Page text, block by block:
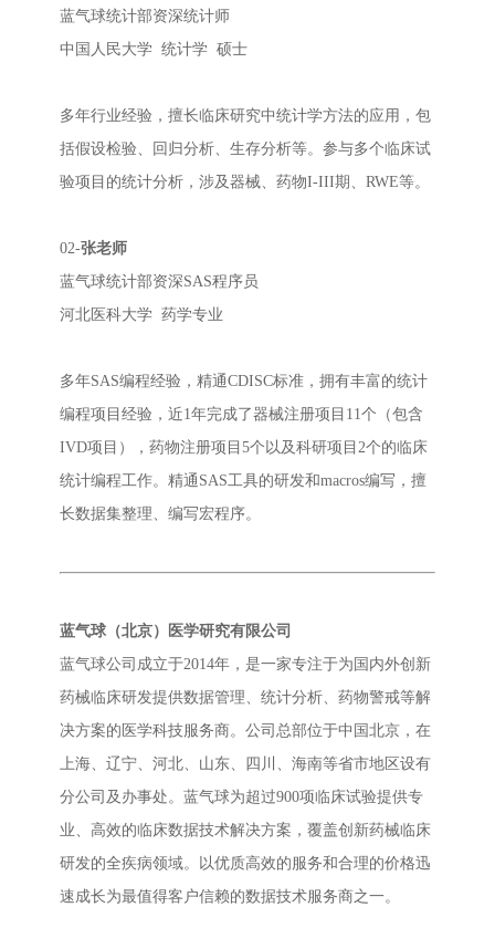
蓝气球统计部资深统计师
中国人民大学 统计学 硕士
多年行业经验，擅长临床研究中统计学方法的应用，包
括假设检验、回归分析、生存分析等。参与多个临床试
验项目的统计分析，涉及器械、药物I-III期、RWE等。
02-张老师
蓝气球统计部资深SAS程序员
河北医科大学 药学专业
多年SAS编程经验，精通CDISC标准，拥有丰富的统计
编程项目经验，近1年完成了器械注册项目11个（包含
IVD项目），药物注册项目5个以及科研项目2个的临床
统计编程工作。精通SAS工具的研发和macros编写，擅
长数据集整理、编写宏程序。
蓝气球（北京）医学研究有限公司
蓝气球公司成立于2014年，是一家专注于为国内外创新
药械临床研发提供数据管理、统计分析、药物警戒等解
决方案的医学科技服务商。公司总部位于中国北京，在
上海、辽宁、河北、山东、四川、海南等省市地区设有
分公司及办事处。蓝气球为超过900项临床试验提供专
业、高效的临床数据技术解决方案，覆盖创新药械临床
研发的全疾病领域。以优质高效的服务和合理的价格迅
速成长为最值得客户信赖的数据技术服务商之一。